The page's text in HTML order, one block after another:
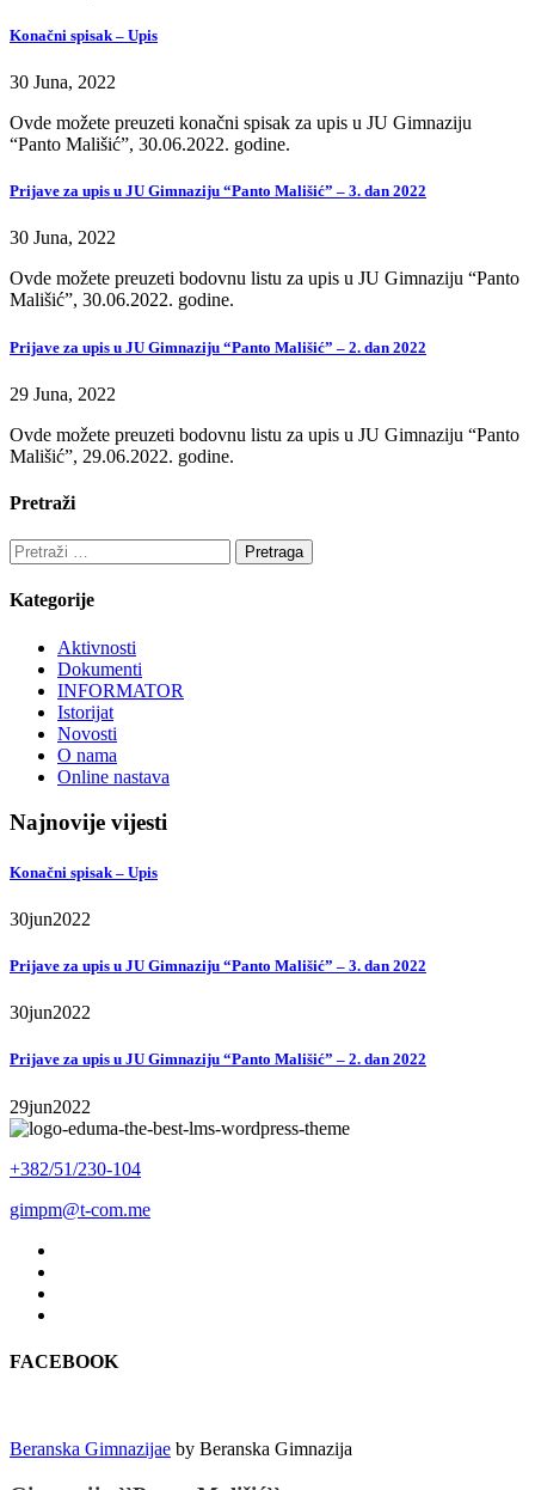
Konačni spisak – Upis
30 Juna, 2022
Ovde možete preuzeti konačni spisak za upis u JU Gimnaziju
“Panto Mališić”, 30.06.2022. godine.
Prijave za upis u JU Gimnaziju “Panto Mališić” – 3. dan 2022
30 Juna, 2022
Ovde možete preuzeti bodovnu listu za upis u JU Gimnaziju “Panto
Mališić”, 30.06.2022. godine.
Prijave za upis u JU Gimnaziju “Panto Mališić” – 2. dan 2022
29 Juna, 2022
Ovde možete preuzeti bodovnu listu za upis u JU Gimnaziju “Panto
Mališić”, 29.06.2022. godine.
Pretraži
Pretraga:
Kategorije
Aktivnosti
Dokumenti
INFORMATOR
Istorijat
Novosti
O nama
Online nastava
Najnovije vijesti
Konačni spisak – Upis
30jun2022
Prijave za upis u JU Gimnaziju “Panto Mališić” – 3. dan 2022
30jun2022
Prijave za upis u JU Gimnaziju “Panto Mališić” – 2. dan 2022
29jun2022
+382/51/230-104
gimpm@t-com.me
FACEBOOK
Beranska Gimnazijae by Beranska Gimnazija